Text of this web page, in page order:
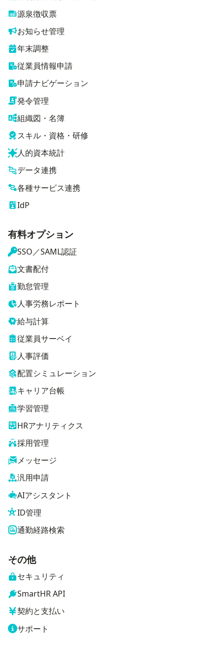
源泉徴収票
お知らせ管理
年末調整
従業員情報申請
申請ナビゲーション
発令管理
組織図・名簿
スキル・資格・研修
人的資本統計
データ連携
各種サービス連携
IdP
有料オプション
SSO／SAML認証
文書配付
勤怠管理
人事労務レポート
給与計算
従業員サーベイ
人事評価
配置シミュレーション
キャリア台帳
学習管理
HRアナリティクス
採用管理
メッセージ
汎用申請
AIアシスタント
ID管理
通勤経路検索
その他
セキュリティ
SmartHR API
契約と支払い
サポート